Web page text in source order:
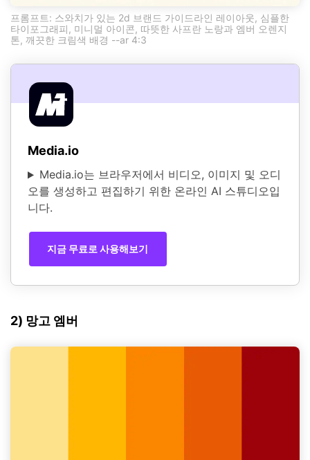
프롬프트: 스와치가 있는 2d 브랜드 가이드라인 레이아웃, 심플한
타이포그래피, 미니멀 아이콘, 따뜻한 사프란 노랑과 엠버 오렌지
톤, 깨끗한 크림색 배경 --ar 4:3
Media.io
Media.io는 브라우저에서 비디오, 이미지 및 오디
오를 생성하고 편집하기 위한 온라인 AI 스튜디오입
니다.
지금 무료로 사용해보기
2) 망고 엠버